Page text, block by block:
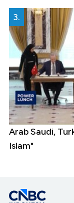
3.
Arab Saudi,
Islam"